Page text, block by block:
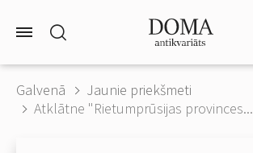
Galvenā
Jaunie priekšmeti
Atklātne "Rietumprūsijas provinces...